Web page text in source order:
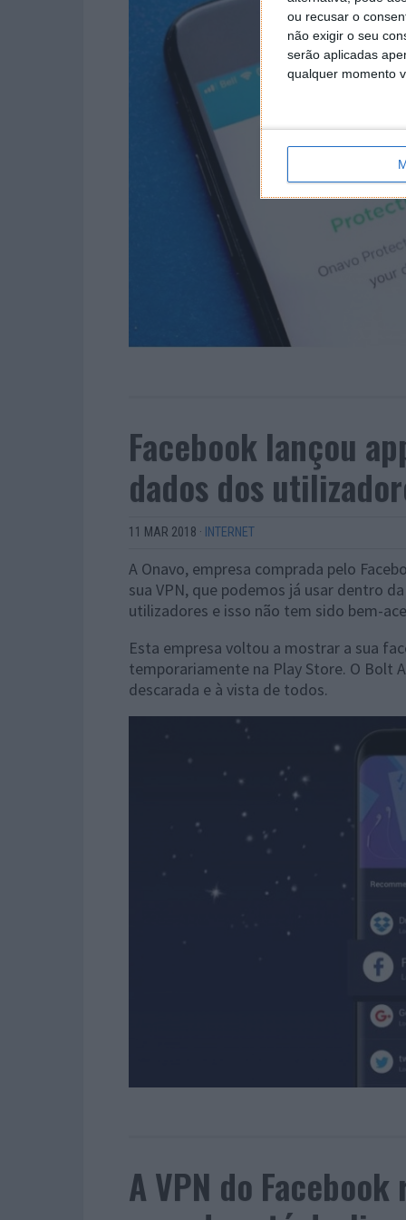
ou recusar o
não exigir o seu
serão aplicadas
qualquer momento
Facebook lançou
dados dos
11 MAR 2018 · INTERNET
A Onavo, empresa comprada pelo
sua VPN, que podemos já usar dentro
utilizadores e isso não tem sido bem-
Esta empresa voltou a mostrar a sua
temporariamente na Play Store. O Bolt
descarada e à vista de todos.
A VPN do